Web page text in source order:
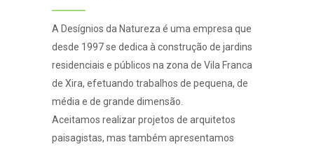
A Desígnios da Natureza é uma empresa que
desde 1997 se dedica à construção de jardins
residenciais e públicos na zona de Vila Franca
de Xira, efetuando trabalhos de pequena, de
média e de grande dimensão.
Aceitamos realizar projetos de arquitetos
paisagistas, mas também apresentamos